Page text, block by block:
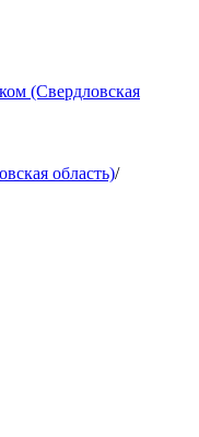
(Свердловская
область)/